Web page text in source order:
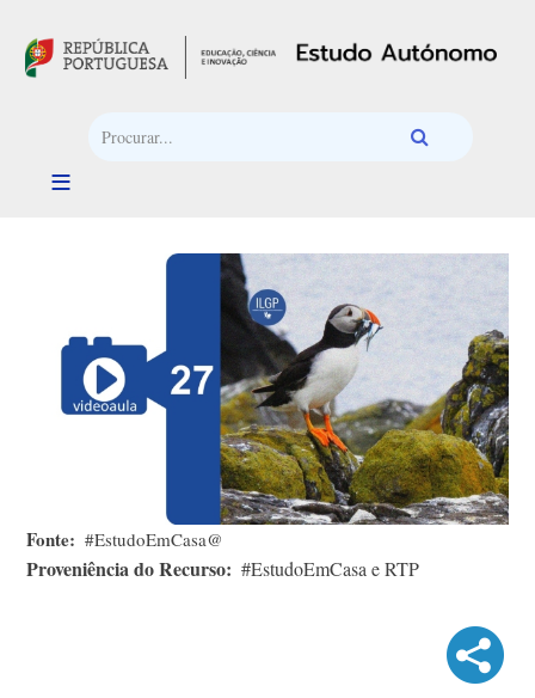
Fonte #EstudoEmCasa@
Proveniência do Recurso #EstudoEmCasa e RTP